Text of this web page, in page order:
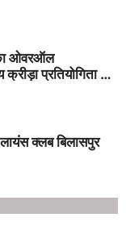
ओवरऑल
प्रतियोगिता में
क्लब बिलासपुर